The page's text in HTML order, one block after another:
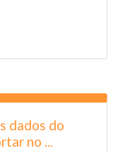
dados do
no ...